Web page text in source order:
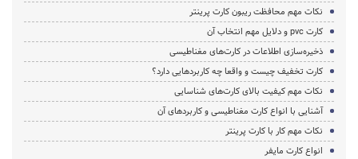
نکات مهم محافظت ریبون کارت پرینتر
کارت pvc و دلایل مهم انتخاب آن
ذخیره‌سازی اطلاعات در کارت‌های مغناطیسی
کارت تخفیف چیست و واقعا چه کاربردهایی دارد؟
نکات مهم کیفیت بالای کارت‌های شناسایی
آشنایی با انواع کارت مغناطیسی و کاربردهای آن
نکات مهم کار با کارت پرینتر
انواع کارت مایفر